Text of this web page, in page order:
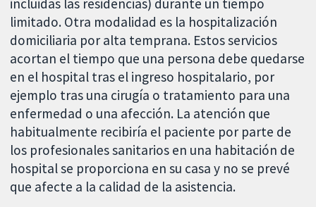
incluidas las residencias) durante un tiempo
limitado. Otra modalidad es la hospitalización
domiciliaria por alta temprana. Estos servicios
acortan el tiempo que una persona debe quedarse
en el hospital tras el ingreso hospitalario, por
ejemplo tras una cirugía o tratamiento para una
enfermedad o una afección. La atención que
habitualmente recibiría el paciente por parte de
los profesionales sanitarios en una habitación de
hospital se proporciona en su casa y no se prevé
que afecte a la calidad de la asistencia.